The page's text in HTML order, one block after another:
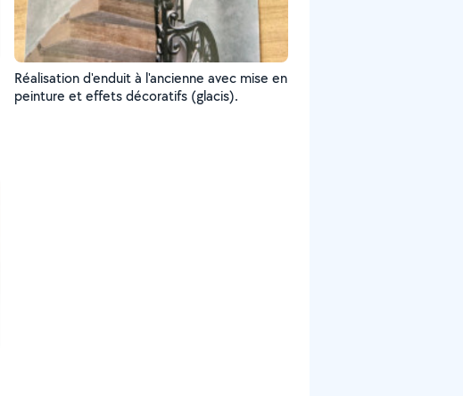
Réalisation d'enduit à l'ancienne avec mise en
peinture et effets décoratifs (glacis).